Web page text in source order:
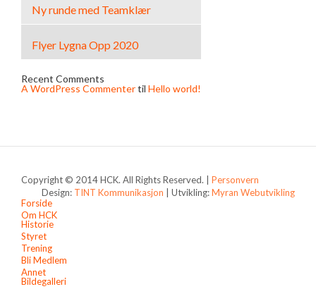
Ny runde med Teamklær
Flyer Lygna Opp 2020
Recent Comments
A WordPress Commentertil Hello world!
Copyright © 2014 HCK. All Rights Reserved. | Personvern
Design: TINT Kommunikasjon | Utvikling:Myran Webutvikling
Forside
Om HCK
Historie
Styret
Trening
Bli Medlem
Annet
Bildegalleri